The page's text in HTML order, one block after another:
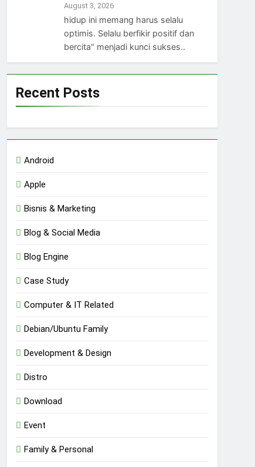
August 3, 2026
hidup ini memang harus selalu
optimis. Selalu berfikir positif dan
bercita" menjadi kunci sukses..
Recent Posts
Android
Apple
Bisnis & Marketing
Blog & Social Media
Blog Engine
Case Study
Computer & IT Related
Debian/Ubuntu Family
Development & Design
Distro
Download
Event
Family & Personal